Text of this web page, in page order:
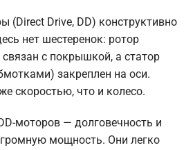
Drive, DD) конструктивно
нет шестеренок: ротор
с покрышкой, а статор
закреплен на оси.
скоростью, что и колесо.
моторов — долговечность и
мощность. Они легко